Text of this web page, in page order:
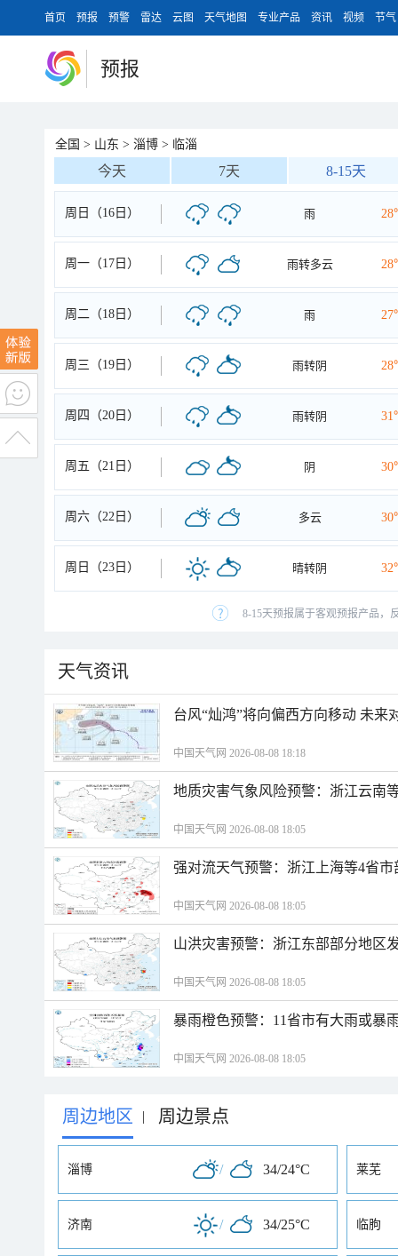
首页 预报 预警 雷达 云图 天气地图 专业产品 资讯 视频 节气
预报
全国 > 山东 > 淄博 > 临淄
今天 7天 8-15天
周日（16日） 雨
周一（17日） 雨转多云
周二（18日） 雨
周三（19日） 雨转阴
周四（20日） 雨转阴
周五（21日） 阴
周六（22日） 多云
周日（23日） 晴转阴
8-15天预报属于客观预报产品，
天气资讯
台风“灿鸿”将向偏西方向移动 未来
中国天气网 2026-08-08 18:18
地质灾害气象风险预警：浙江云南
中国天气网 2026-08-08 18:05
强对流天气预警：浙江上海等4省
中国天气网 2026-08-08 18:05
山洪灾害预警：浙江东部部分地区
中国天气网 2026-08-08 18:05
暴雨橙色预警：11省市有大雨或暴
中国天气网 2026-08-08 18:05
周边地区 | 周边景点
淄博 / 34/24°C 莱芜
济南 / 34/25°C 临朐